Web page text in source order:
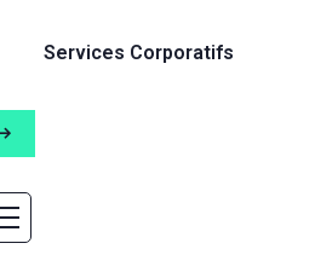
Services Corporatifs